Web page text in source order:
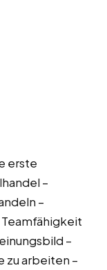
erste
–
–
–
zu arbeiten –